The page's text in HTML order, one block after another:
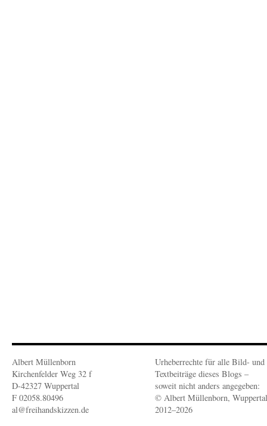
Albert Müllenborn
Kirchenfelder Weg 32 f
D-42327 Wuppertal
F 02058.80496
al@freihandskizzen.de
Urheberrechte für alle Bild- und
Textbeiträge dieses Blogs –
soweit nicht anders angegeben:
© Albert Müllenborn, Wuppertal
2012–2026